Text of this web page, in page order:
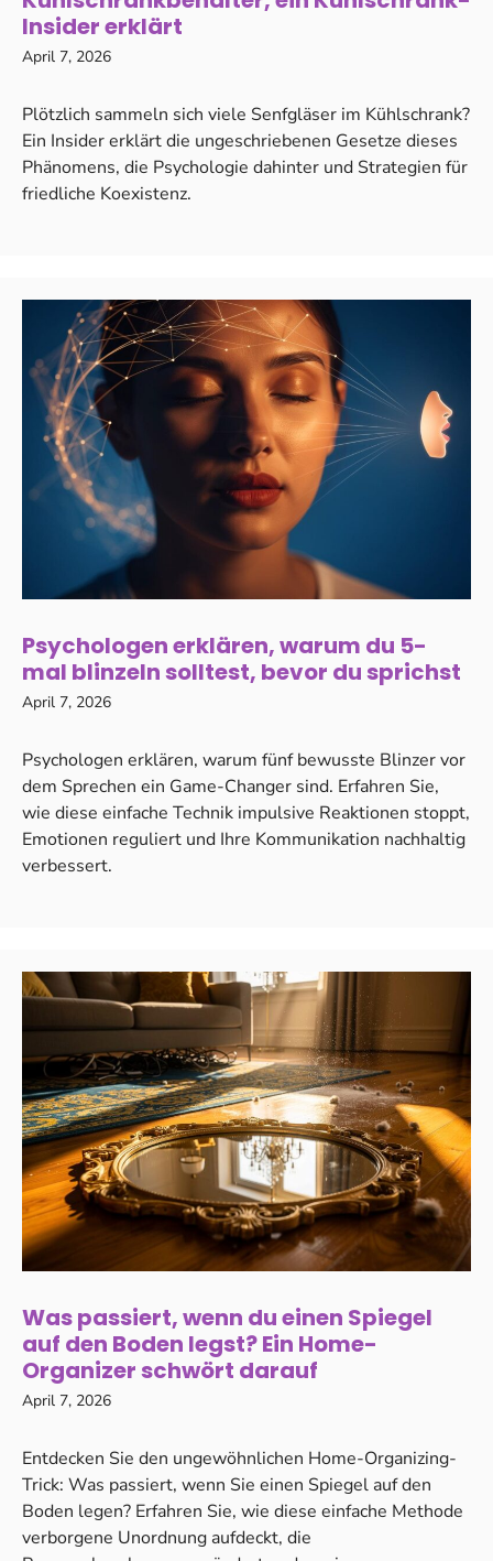
Insider erklärt
April 7, 2026
Plötzlich sammeln sich viele Senfgläser im Kühlschrank?
Ein Insider erklärt die ungeschriebenen Gesetze dieses
Phänomens, die Psychologie dahinter und Strategien für
friedliche Koexistenz.
Psychologen erklären, warum du 5-
mal blinzeln solltest, bevor du sprichst
April 7, 2026
Psychologen erklären, warum fünf bewusste Blinzer vor
dem Sprechen ein Game-Changer sind. Erfahren Sie,
wie diese einfache Technik impulsive Reaktionen stoppt,
Emotionen reguliert und Ihre Kommunikation nachhaltig
verbessert.
Was passiert, wenn du einen Spiegel
auf den Boden legst? Ein Home-
Organizer schwört darauf
April 7, 2026
Entdecken Sie den ungewöhnlichen Home-Organizing-
Trick: Was passiert, wenn Sie einen Spiegel auf den
Boden legen? Erfahren Sie, wie diese einfache Methode
verborgene Unordnung aufdeckt, die